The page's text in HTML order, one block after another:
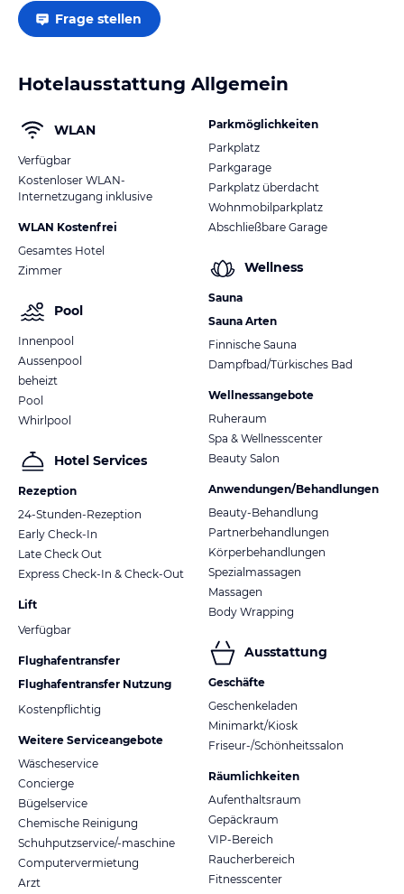
Frage stellen
Hotelausstattung Allgemein
WLAN
Verfügbar
Kostenloser WLAN-
Internetzugang inklusive
WLAN Kostenfrei
Gesamtes Hotel
Zimmer
Pool
Innenpool
Aussenpool
beheizt
Pool
Whirlpool
Hotel Services
Rezeption
24-Stunden-Rezeption
Early Check-In
Late Check Out
Express Check-In & Check-Out
Lift
Verfügbar
Flughafentransfer
Flughafentransfer Nutzung
Kostenpflichtig
Weitere Serviceangebote
Wäscheservice
Concierge
Bügelservice
Chemische Reinigung
Schuhputzservice/-maschine
Computervermietung
Arzt
Parkmöglichkeiten
Parkplatz
Parkgarage
Parkplatz überdacht
Wohnmobilparkplatz
Abschließbare Garage
Wellness
Sauna
Sauna Arten
Finnische Sauna
Dampfbad/Türkisches Bad
Wellnessangebote
Ruheraum
Spa & Wellnesscenter
Beauty Salon
Anwendungen/Behandlungen
Beauty-Behandlung
Partnerbehandlungen
Körperbehandlungen
Spezialmassagen
Massagen
Body Wrapping
Ausstattung
Geschäfte
Geschenkeladen
Minimarkt/Kiosk
Friseur-/Schönheitssalon
Räumlichkeiten
Aufenthaltsraum
Gepäckraum
VIP-Bereich
Raucherbereich
Fitnesscenter